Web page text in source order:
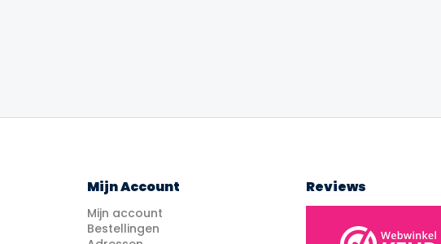
Mijn Account
Mijn account
Bestellingen
Reviews